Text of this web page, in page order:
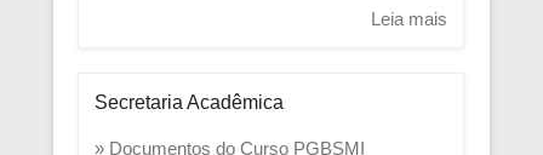
Leia mais
Secretaria Acadêmica
» Documentos do Curso PGBSMI